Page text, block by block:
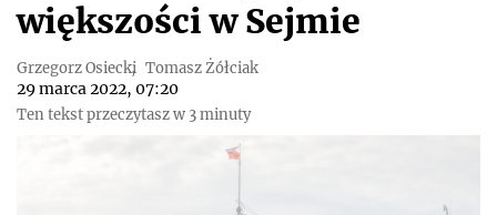
większości w Sejmie
Grzegorz Osiecki Tomasz Żółciak
29 marca 2022, 07:20
Ten tekst przeczytasz w 3 minuty